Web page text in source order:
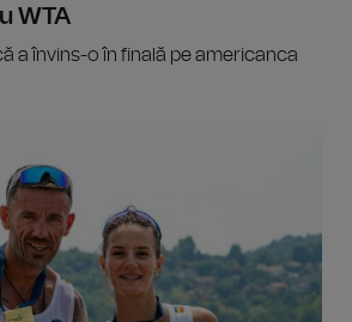
WTA
a învins-o în finală pe americanca